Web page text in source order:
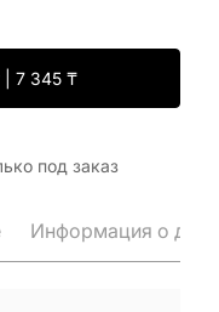
| 7 345₸
под заказ
Информация о